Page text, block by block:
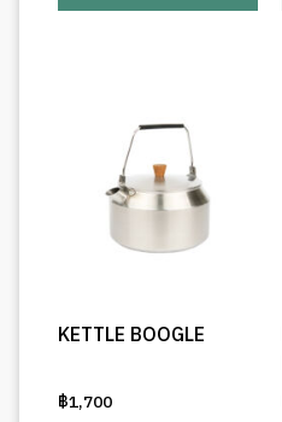
KETTLE BOOGLE
฿1,700